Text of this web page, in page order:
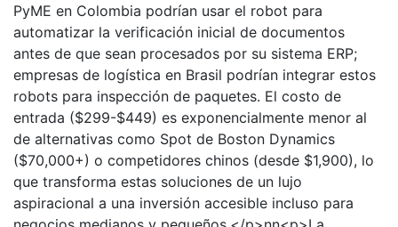
PyME en Colombia podrían usar el robot para
automatizar la verificación inicial de documentos
antes de que sean procesados por su sistema ERP;
empresas de logística en Brasil podrían integrar estos
robots para inspección de paquetes. El costo de
entrada ($299-$449) es exponencialmente menor al
de alternativas como Spot de Boston Dynamics
($70,000+) o competidores chinos (desde $1,900), lo
que transforma estas soluciones de un lujo
aspiracional a una inversión accesible incluso para